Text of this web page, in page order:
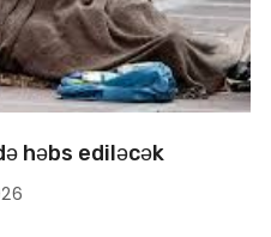
həbs ediləcək